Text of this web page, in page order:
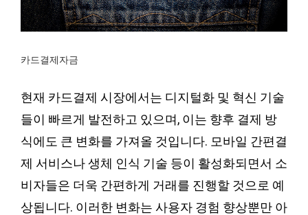
카드결제자금
현재 카드결제 시장에서는 디지털화 및 혁신 기술
들이 빠르게 발전하고 있으며, 이는 향후 결제 방
식에도 큰 변화를 가져올 것입니다. 모바일 간편결
제 서비스나 생체 인식 기술 등이 활성화되면서 소
비자들은 더욱 간편하게 거래를 진행할 것으로 예
상됩니다. 이러한 변화는 사용자 경험 향상뿐만 아